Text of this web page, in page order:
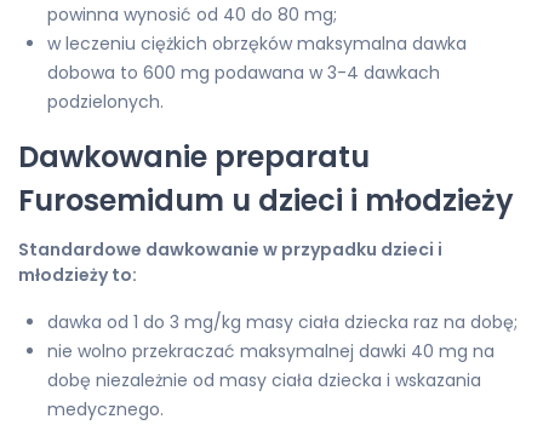
powinna wynosić od 40 do 80 mg;
w leczeniu ciężkich obrzęków maksymalna dawka
dobowa to 600 mg podawana w 3-4 dawkach
podzielonych.
Dawkowanie preparatu
Furosemidum u dzieci i młodzieży
Standardowe dawkowanie w przypadku dzieci i
młodzieży to:
dawka od 1 do 3 mg/kg masy ciała dziecka raz na dobę;
nie wolno przekraczać maksymalnej dawki 40 mg na
dobę niezależnie od masy ciała dziecka i wskazania
medycznego.